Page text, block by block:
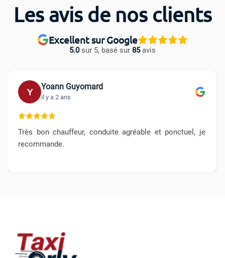
Les avis de nos clients
Excellent sur Google
5.0sur 5, basé sur 85avis
Y Yoann Guyomard
il y a 2 ans
Très bon chauffeur, conduite agréable et ponctuel, je
recommande.